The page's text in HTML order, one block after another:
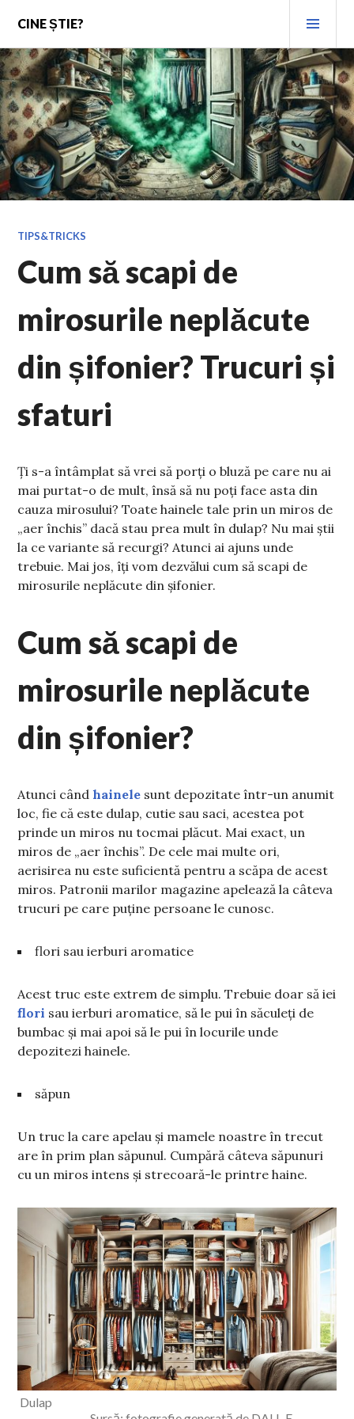
content
CINE ȘTIE?
TIPS&TRICKS
Cum să scapi de
mirosurile neplăcute
din șifonier? Trucuri și
sfaturi
Ți s-a întâmplat să vrei să porți o bluză pe care nu ai
mai purtat-o de mult, însă să nu poți face asta din
cauza mirosului? Toate hainele tale prin un miros de
„aer închis” dacă stau prea mult în dulap? Nu mai știi
la ce variante să recurgi? Atunci ai ajuns unde
trebuie. Mai jos, îți vom dezvălui cum să scapi de
mirosurile neplăcute din șifonier.
Cum să scapi de
mirosurile neplăcute
din șifonier?
Atunci cândhainele sunt depozitate într-un anumit
loc, fie că este dulap, cutie sau saci, acestea pot
prinde un miros nu tocmai plăcut. Mai exact, un
miros de „aer închis”. De cele mai multe ori,
aerisirea nu este suficientă pentru a scăpa de acest
miros. Patronii marilor magazine apelează la câteva
trucuri pe care puține persoane le cunosc.
flori sau ierburi aromatice
Acest truc este extrem de simplu. Trebuie doar să iei
flori sau ierburi aromatice, să le pui în săculeți de
bumbac și mai apoi să le pui în locurile unde
depozitezi hainele.
săpun
Un truc la care apelau și mamele noastre în trecut
are în prim plan săpunul. Cumpără câteva săpunuri
cu un miros intens și strecoară-le printre haine.
Dulap